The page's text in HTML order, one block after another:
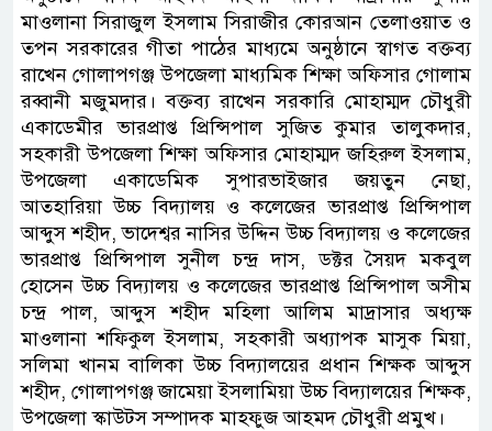
মাওলানা সিরাজুল ইসলাম সিরাজীর কোরআন তেলাওয়াত ও
তপন সরকারের গীতা পাঠের মাধ্যমে অনুষ্ঠানে স্বাগত বক্তব্য
রাখেন গোলাপগঞ্জ উপজেলা মাধ্যমিক শিক্ষা অফিসার গোলাম
রব্বানী মজুমদার। বক্তব্য রাখেন সরকারি মোহাম্মদ চৌধুরী
একাডেমীর ভারপ্রাপ্ত প্রিন্সিপাল সুজিত কুমার তালুকদার,
সহকারী উপজেলা শিক্ষা অফিসার মোহাম্মদ জহিরুল ইসলাম,
উপজেলা একাডেমিক সুপারভাইজার জয়তুন নেছা,
আতহারিয়া উচ্চ বিদ্যালয় ও কলেজের ভারপ্রাপ্ত প্রিন্সিপাল
আব্দুস শহীদ, ভাদেশ্বর নাসির উদ্দিন উচ্চ বিদ্যালয় ও কলেজের
ভারপ্রাপ্ত প্রিন্সিপাল সুনীল চন্দ্র দাস, ডক্টর সৈয়দ মকবুল
হোসেন উচ্চ বিদ্যালয় ও কলেজের ভারপ্রাপ্ত প্রিন্সিপাল অসীম
চন্দ্র পাল, আব্দুস শহীদ মহিলা আলিম মাদ্রাসার অধ্যক্ষ
মাওলানা শফিকুল ইসলাম, সহকারী অধ্যাপক মাসুক মিয়া,
সলিমা খানম বালিকা উচ্চ বিদ্যালয়ের প্রধান শিক্ষক আব্দুস
শহীদ, গোলাপগঞ্জ জামেয়া ইসলামিয়া উচ্চ বিদ্যালয়ের শিক্ষক,
উপজেলা স্কাউটস সম্পাদক মাহফুজ আহমদ চৌধুরী প্রমুখ।